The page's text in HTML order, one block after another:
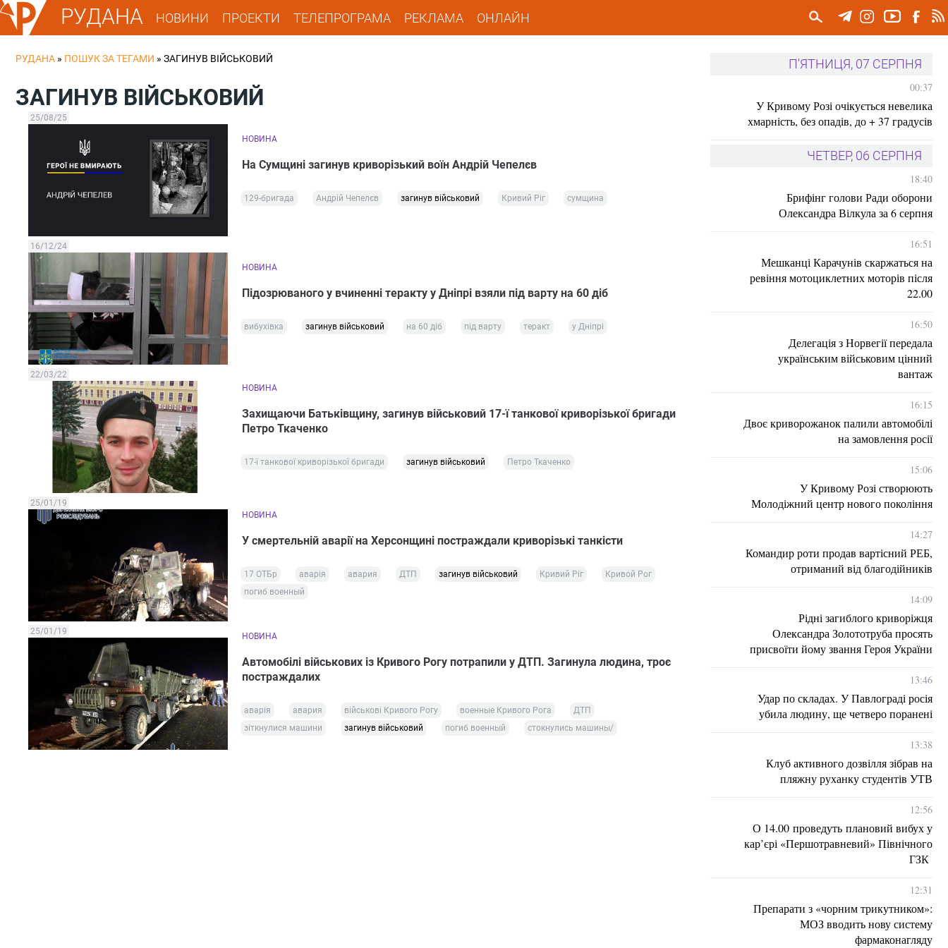
РУДАНА НОВИНИ ПРОЕКТИ ТЕЛЕПРОГРАМА РЕКЛАМА ОНЛАЙН
РУДАНА » ПОШУК ЗА ТЕГАМИ » ЗАГИНУВ ВІЙСЬКОВИЙ
ЗАГИНУВ ВІЙСЬКОВИЙ
25/08/25
НОВИНА
На Сумщині загинув криворізький воїн Андрій Чепелєв
129-бригада Андрій Чепелєв загинув військовий Кривий Ріг сумщина
16/12/24
НОВИНА
Підозрюваного у вчиненні теракту у Дніпрі взяли під варту на 60 діб
вибухівка загинув військовий на 60 діб під варту теракт у Дніпрі
22/03/22
НОВИНА
Захищаючи Батьківщину, загинув військовий 17-ї танкової криворізької бригади
Петро Ткаченко
17-ї танкової криворізької бригади загинув військовий Петро Ткаченко
25/01/19
НОВИНА
У смертельній аварії на Херсонщині постраждали криворізькі танкісти
17 ОТБр аварія авария ДТП загинув військовий Кривий Ріг
Кривой Рог
погиб военный
25/01/19 НОВИНА
Автомобілі військових із Кривого Рогу потрапили у ДТП. Загинула людина, троє
постраждалих
аварія авария військові Кривого Рогу военные Кривого Рога
ДТП
зіткнулися машини
загинув військовий погиб военный стокнулись машины/
П'ЯТНИЦЯ, 07 СЕРПНЯ
00:37
У Кривому Розі очікується невелика
хмарність, без опадів, до + 37 градусів
ЧЕТВЕР, 06 СЕРПНЯ
18:40
Брифінг голови Ради оборони
Олександра Вілкула за 6 серпня
16:51
Мешканці Карачунів скаржаться на
ревіння мотоциклетних моторів після
22.00
16:50
Делегація з Норвегії передала
українським військовим цінний
вантаж
16:15
Двоє криворожанок палили автомобілі
на замовлення росії
15:06
У Кривому Розі створюють
Молодіжний центр нового покоління
14:27
Командир роти продав вартісний РЕБ,
отриманий від благодійників
14:09
Рідні загиблого криворіжця
Олександра Золототруба просять
присвоїти йому звання Героя України
13:46
Удар по складах. У Павлограді росія
убила людину, ще четверо поранені
13:38
Клуб активного дозвілля зібрав на
пляжну руханку студентів УТВ
12:56
О 14.00 проведуть плановий вибух у
кар’єрі «Першотравневий» Північного
ГЗК
12:31
Препарати з «чорним трикутником»:
МОЗ вводить нову систему
фармаконагляду